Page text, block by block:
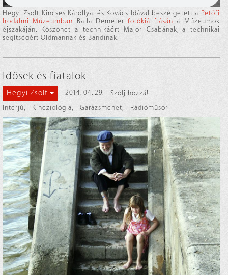
Hegyi Zsolt Kincses Károllyal és Kovács Idával beszélgetett a Petőfi
Irodalmi Múzeumban Balla Demeterfotókiállításán a Múzeumok
éjszakáján. Köszönet a technikáért Major Csabának, a technikai
segítségért Oldmannak és Bandinak.
Idősek és fiatalok
Hegyi Zsolt 2014. 04. 29.
Szólj hozzá!
Interjú, Kineziológia, Garázsmenet, Rádióműsor